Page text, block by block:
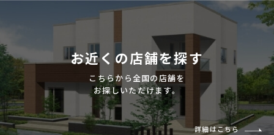
お近くの店舗を探す
こちらから全国の店舗を
お探しいただけます。
詳細はこちら